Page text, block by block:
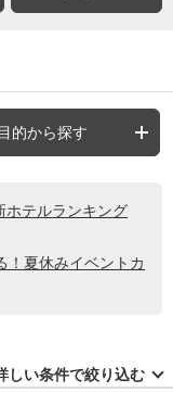
目的から探す
ホテルランキング
！夏休みイベントカ
しい条件で絞り込む